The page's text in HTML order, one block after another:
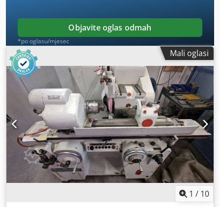
Objavite oglas odmah
*po oglasu/mjesec
Mali oglasi
1 / 10